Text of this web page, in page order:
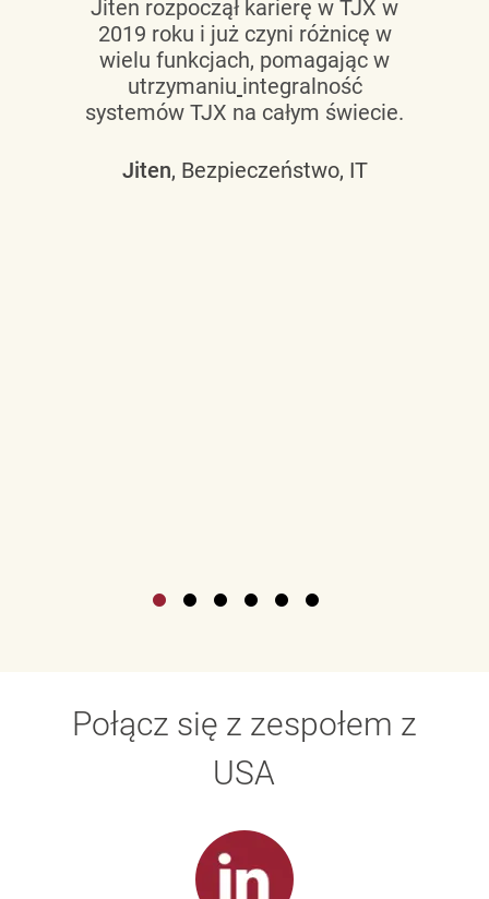
Jiten rozpoczął karierę w TJX w
2019 roku i już czyni różnicę w
wielu funkcjach, pomagając w
utrzymaniu integralność
systemów TJX na całym świecie.
Jiten, Bezpieczeństwo, IT
Połącz się z zespołem z
USA